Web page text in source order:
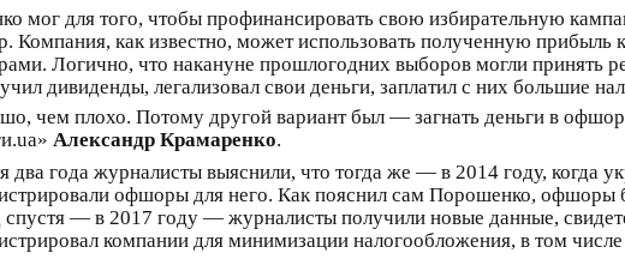
мог для того, чтобы профинансировать свою избирательную
Компания, как известно, может использовать полученную прибыль
Логично, что накануне прошлогодних выборов могли принять
дивиденды, легализовал свои деньги, заплатил с них большие
чем плохо. Потому другой вариант был — загнать деньги в
Александр Крамаренко.
два года журналисты выяснили, что тогда же — в 2014 году, когда
офшоры для него. Как пояснил сам Порошенко, офшоры
— в 2017 году — журналисты получили новые данные,
компании для минимизации налогообложения, в том